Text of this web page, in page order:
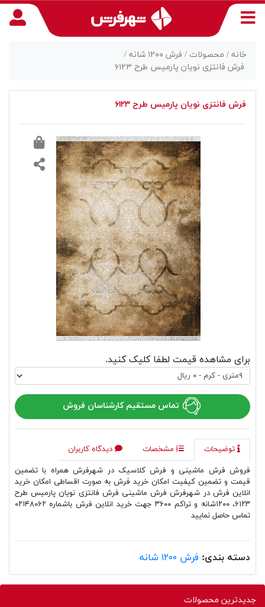
خانه / محصولات / فرش ۱۲۰۰ شانه /
فرش فانتزی نویان پارمیس طرح ۶۱۲۳
فرش فانتزی نویان پارمیس طرح ۶۱۲۳
برای مشاهده قیمت لطفا کلیک کنید.
تماس مستقیم کارشناسان فروش
توضیحات مشخصات
دیدگاه کاربران
فروش فرش ماشینی و فرش کلاسیک در شهرفرش همراه با تضمین
قیمت و تضمین کیفیت امکان خرید فرش به صورت اقساطی امکان خرید
انلاین فرش در شهرفرش فرش ماشینی فرش فانتزی نویان پارمیس طرح
۶۱۲۳، ۱۲۰۰شانه و تراکم ۳۶۰۰ جهت خرید انلاین فرش باشماره ۰۲۱۴۸۰۶۲
تماس حاصل نمایید
دسته بندی: فرش ۱۲۰۰ شانه
جدیدترین محصولات